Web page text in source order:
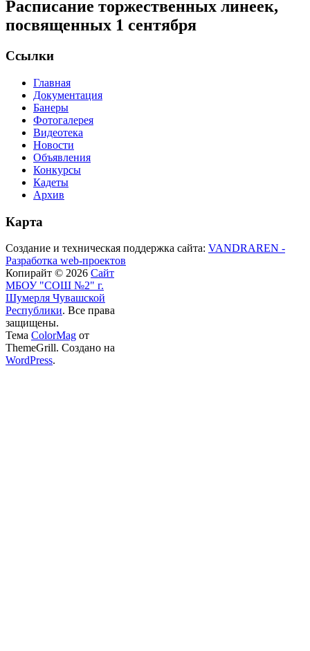
Расписание торжественных линеек,
посвященных 1 сентября
Ссылки
Главная
Документация
Банеры
Фотогалерея
Видеотека
Новости
Объявления
Конкурсы
Кадеты
Архив
Карта
Создание и техническая поддержка сайта: VANDRAREN -
Разработка web-проектов
Копирайт © 2026 Сайт
МБОУ "СОШ №2" г.
Шумерля Чувашской
Республики. Все права
защищены.
Тема ColorMag от
ThemeGrill. Создано на
WordPress.